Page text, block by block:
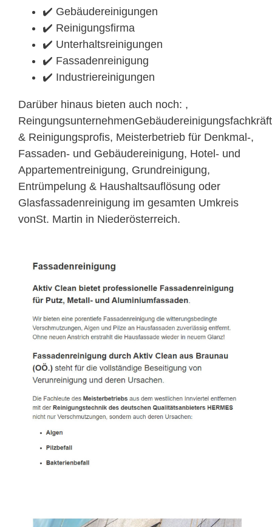
✔️ Gebäudereinigungen
✔️ Reinigungsfirma
✔️ Unterhaltsreinigungen
✔️ Fassadenreinigung
✔️ Industriereinigungen
Darüber hinaus bieten auch noch: ,
& Reinigungsprofis, Meisterbetrieb für Denkmal-,
Fassaden- und Gebäudereinigung, Hotel- und
Appartementreinigung, Grundreinigung,
Entrümpelung & Haushaltsauflösung oder
Glasfassadenreinigung im gesamten Umkreis
vonSt. Martin in Niederösterreich.